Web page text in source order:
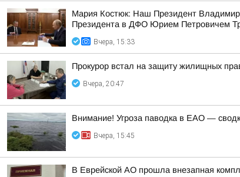
Мария Костюк: Наш Президент
Президента в ДФО Юрием Петровичем
Вчера, 15:33
Прокурор встал на защиту жилищных
Вчера, 20:47
Внимание! Угроза паводка в ЕАО —
Вчера, 15:45
В Еврейской АО прошла внезапная